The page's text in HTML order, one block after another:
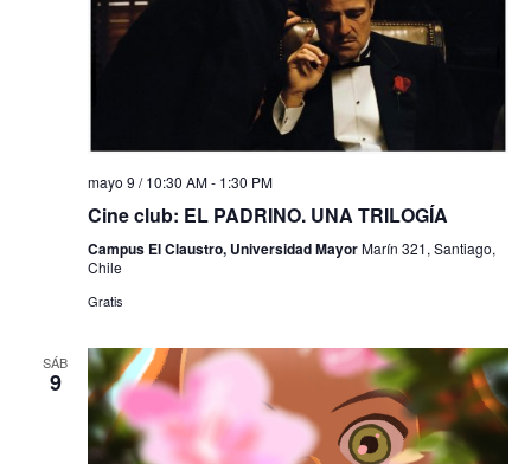
mayo 9 / 10:30 AM- 1:30 PM
Cine club: EL PADRINO. UNA TRILOGÍA
Campus El Claustro, Universidad MayorMarín 321, Santiago,
Chile
Gratis
SÁB
9